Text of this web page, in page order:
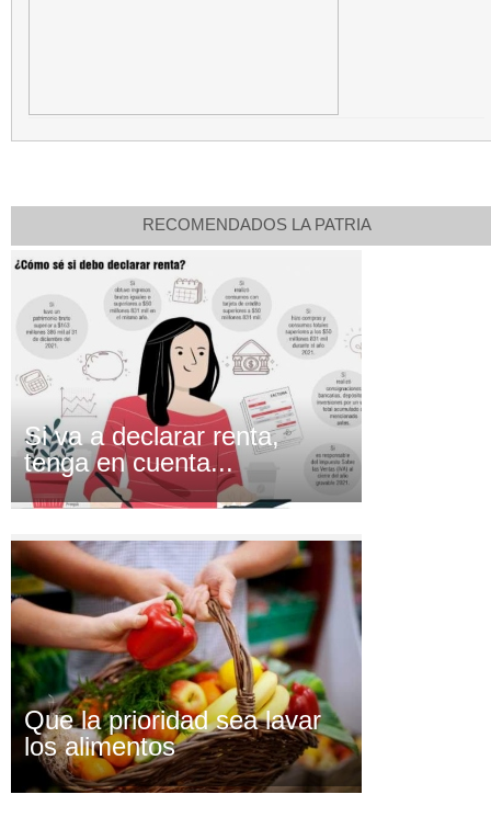
RECOMENDADOS LA PATRIA
Si va a declarar renta,
tenga en cuenta...
Que la prioridad sea lavar
los alimentos